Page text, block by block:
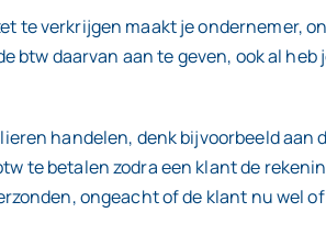
verkrijgen maakt je ondernemer,
btw daarvan aan te geven, ook al
handelen, denk bijvoorbeeld aan
te betalen zodra een klant de
ongeacht of de klant nu wel